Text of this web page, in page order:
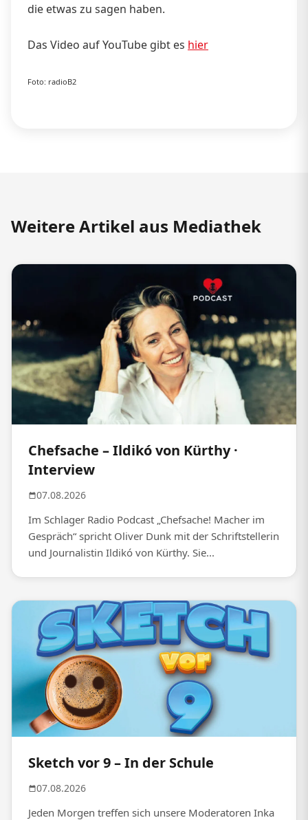
die etwas zu sagen haben.
Das Video auf YouTube gibt es hier
Foto: radioB2
Weitere Artikel aus Mediathek
Chefsache – Ildikó von Kürthy ·
Interview
07.08.2026
Im Schlager Radio Podcast „Chefsache! Macher im
Gespräch“ spricht Oliver Dunk mit der Schriftstellerin
und Journalistin Ildikó von Kürthy. Sie...
Sketch vor 9 – In der Schule
07.08.2026
Jeden Morgen treffen sich unsere Moderatoren Inka